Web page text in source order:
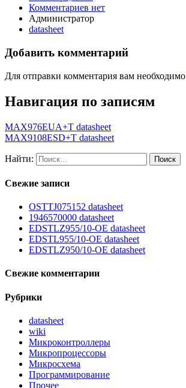
Комментариев нет
Администратор
datasheet
Добавить комментарий
Для отправки комментария вам необходимо
Навигация по записям
MAX976EUA+T datasheet
MAX9108ESD+T datasheet
Найти:
Свежие записи
OSTTJ075152 datasheet
1946570000 datasheet
EDSTLZ955/10-OE datasheet
EDSTL955/10-OE datasheet
EDSTLZ950/10-OE datasheet
Свежие комментарии
Рубрики
datasheet
wiki
Микроконтроллеры
Микропроцессоры
Микросхема
Программирование
Прочее